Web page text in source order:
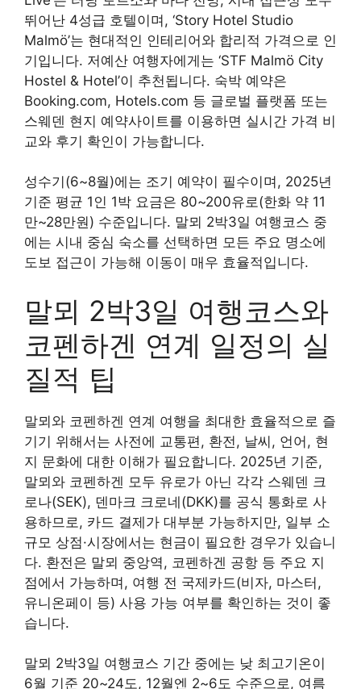
뛰어난 4성급 호텔이며, ‘Story Hotel Studio
Malmö’는 현대적인 인테리어와 합리적 가격으로 인
기입니다. 저예산 여행자에게는 ‘STF Malmö City
Hostel & Hotel’이 추천됩니다. 숙박 예약은
Booking.com, Hotels.com 등 글로벌 플랫폼 또는
스웨덴 현지 예약사이트를 이용하면 실시간 가격 비
교와 후기 확인이 가능합니다.
성수기(6~8월)에는 조기 예약이 필수이며, 2025년
기준 평균 1인 1박 요금은 80~200유로(한화 약 11
만~28만원) 수준입니다. 말뫼 2박3일 여행코스 중
에는 시내 중심 숙소를 선택하면 모든 주요 명소에
도보 접근이 가능해 이동이 매우 효율적입니다.
말뫼 2박3일 여행코스와
코펜하겐 연계 일정의 실
질적 팁
말뫼와 코펜하겐 연계 여행을 최대한 효율적으로 즐
기기 위해서는 사전에 교통편, 환전, 날씨, 언어, 현
지 문화에 대한 이해가 필요합니다. 2025년 기준,
말뫼와 코펜하겐 모두 유로가 아닌 각각 스웨덴 크
로나(SEK), 덴마크 크로네(DKK)를 공식 통화로 사
용하므로, 카드 결제가 대부분 가능하지만, 일부 소
규모 상점·시장에서는 현금이 필요한 경우가 있습니
다. 환전은 말뫼 중앙역, 코펜하겐 공항 등 주요 지
점에서 가능하며, 여행 전 국제카드(비자, 마스터,
유니온페이 등) 사용 가능 여부를 확인하는 것이 좋
습니다.
말뫼 2박3일 여행코스 기간 중에는 낮 최고기온이
6월 기준 20~24도, 12월엔 2~6도 수준으로, 여름